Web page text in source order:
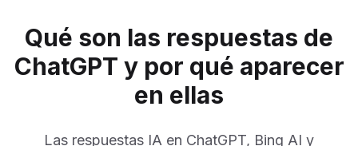
Qué son las respuestas de
ChatGPT y por qué aparecer
en ellas
Las respuestas IA en ChatGPT, Bing AI y